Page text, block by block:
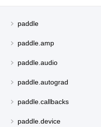
paddle
paddle.amp
paddle.audio
paddle.autograd
paddle.callbacks
paddle.device